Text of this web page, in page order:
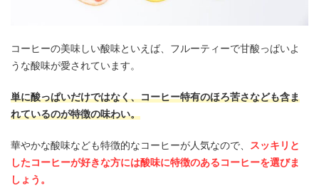
コーヒーの美味しい酸味といえば、フルーティーで甘酸っぱいよ
うな酸味が愛されています。
単に酸っぱいだけではなく、コーヒー特有のほろ苦さなども含ま
れているのが特徴の味わい。
華やかな酸味なども特徴的なコーヒーが人気なので、
スッキリと
したコーヒーが好きな方には酸味に特徴のあるコーヒーを選びま
しょう。